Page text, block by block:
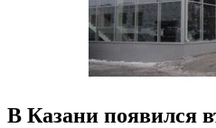
В Казани появился